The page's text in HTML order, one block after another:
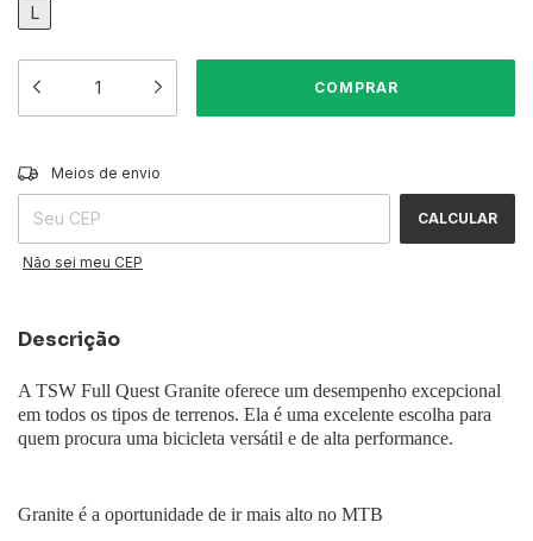
L
Entregas para o CEP:
Meios de envio
CALCULAR
Não sei meu CEP
Descrição
A TSW Full Quest Granite oferece um desempenho excepcional
em todos os tipos de terrenos. Ela é uma excelente escolha para
quem procura uma bicicleta versátil e de alta performance.
Granite é a oportunidade de ir mais alto no MTB